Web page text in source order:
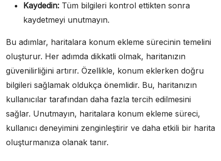
Kaydedin: Tüm bilgileri kontrol ettikten sonra
kaydetmeyi unutmayın.
Bu adımlar, haritalara konum ekleme sürecinin temelini
oluşturur. Her adımda dikkatli olmak, haritanızın
güvenilirliğini artırır. Özellikle, konum eklerken doğru
bilgileri sağlamak oldukça önemlidir. Bu, haritanızın
kullanıcılar tarafından daha fazla tercih edilmesini
sağlar. Unutmayın, haritalara konum ekleme süreci,
kullanıcı deneyimini zenginleştirir ve daha etkili bir harita
oluşturmanıza olanak tanır.